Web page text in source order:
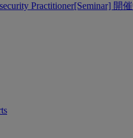
Practitioner[Seminar] 開